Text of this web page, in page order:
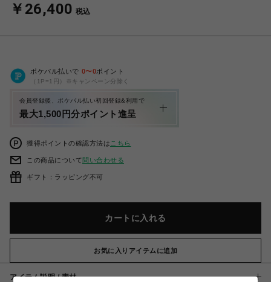
￥26,400 税込
ポケパル払いで 0〜0ポイント
（1P=1円）※キャンペーン分除く
会員登録後、ポケパル払い初回登録&利用で
最大1,500円分ポイント進呈
獲得ポイントの確認方法は こちら
この商品について問い合わせる
ギフト：ラッピング不可
カートに入れる
お気に入りアイテムに追加
アイテム説明 / 素材